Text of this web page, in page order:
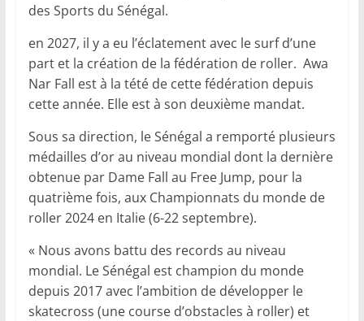
des Sports du Sénégal.
en 2027, il y a eu l’éclatement avec le surf d’une
part et la création de la fédération de roller. Awa
Nar Fall est à la tété de cette fédération depuis
cette année. Elle est à son deuxième mandat.
Sous sa direction, le Sénégal a remporté plusieurs
médailles d’or au niveau mondial dont la dernière
obtenue par Dame Fall au Free Jump, pour la
quatrième fois, aux Championnats du monde de
roller 2024 en Italie (6-22 septembre).
« Nous avons battu des records au niveau
mondial. Le Sénégal est champion du monde
depuis 2017 avec l’ambition de développer le
skatecross (une course d’obstacles à roller) et